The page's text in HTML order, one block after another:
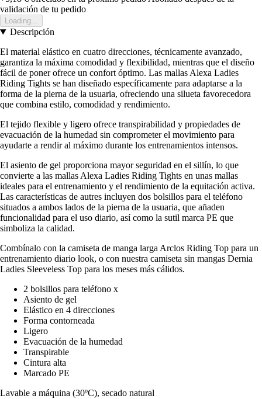
validación de tu pedido
Loading...
Descripción
El material elástico en cuatro direcciones, técnicamente avanzado,
garantiza la máxima comodidad y flexibilidad, mientras que el diseño
fácil de poner ofrece un confort óptimo. Las mallas Alexa Ladies
Riding Tights se han diseñado específicamente para adaptarse a la
forma de la pierna de la usuaria, ofreciendo una silueta favorecedora
que combina estilo, comodidad y rendimiento.
El tejido flexible y ligero ofrece transpirabilidad y propiedades de
evacuación de la humedad sin comprometer el movimiento para
ayudarte a rendir al máximo durante los entrenamientos intensos.
El asiento de gel proporciona mayor seguridad en el sillín, lo que
convierte a las mallas Alexa Ladies Riding Tights en unas mallas
ideales para el entrenamiento y el rendimiento de la equitación activa.
Las características de autres incluyen dos bolsillos para el teléfono
situados a ambos lados de la pierna de la usuaria, que añaden
funcionalidad para el uso diario, así como la sutil marca PE que
simboliza la calidad.
Combínalo con la camiseta de manga larga Arclos Riding Top para un
entrenamiento diario look, o con nuestra camiseta sin mangas Dernia
Ladies Sleeveless Top para los meses más cálidos.
2 bolsillos para teléfono x
Asiento de gel
Elástico en 4 direcciones
Forma contorneada
Ligero
Evacuación de la humedad
Transpirable
Cintura alta
Marcado PE
Lavable a máquina (30ºC), secado natural